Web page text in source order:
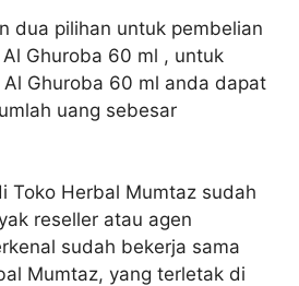
dua pilihan untuk pembelian
Ghuroba 60 ml , untuk
Al Ghuroba 60 ml anda dapat
uang sebesar
Toko Herbal Mumtaz sudah
reseller atau agen
sudah bekerja sama
Mumtaz, yang terletak di